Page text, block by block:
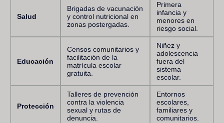
Salud
Brigadas de vacunación
y control nutricional en
zonas postergadas.
Primera
infancia y
menores en
riesgo social.
Educación
Censos comunitarios y
facilitación de la
matrícula escolar
gratuita.
Niñez y
adolescencia
fuera del
sistema
escolar.
Protección
Talleres de prevención
contra la violencia
sexual y rutas de
denuncia.
Entornos
escolares,
familiares y
comunitarios.